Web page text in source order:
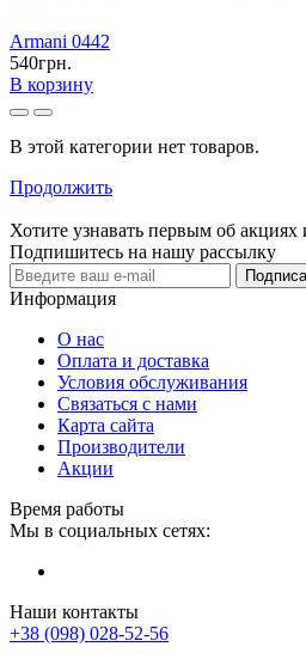
Armani 0442
540грн.
В корзину
В этой категории нет товаров.
Продолжить
Хотите узнавать первым об акциях
Подпишитесь на нашу рассылку
Информация
О нас
Оплата и доставка
Условия обслуживания
Связаться с нами
Карта сайта
Производители
Акции
Время работы
Мы в социальных сетях:
Наши контакты
+38 (098) 028-52-56